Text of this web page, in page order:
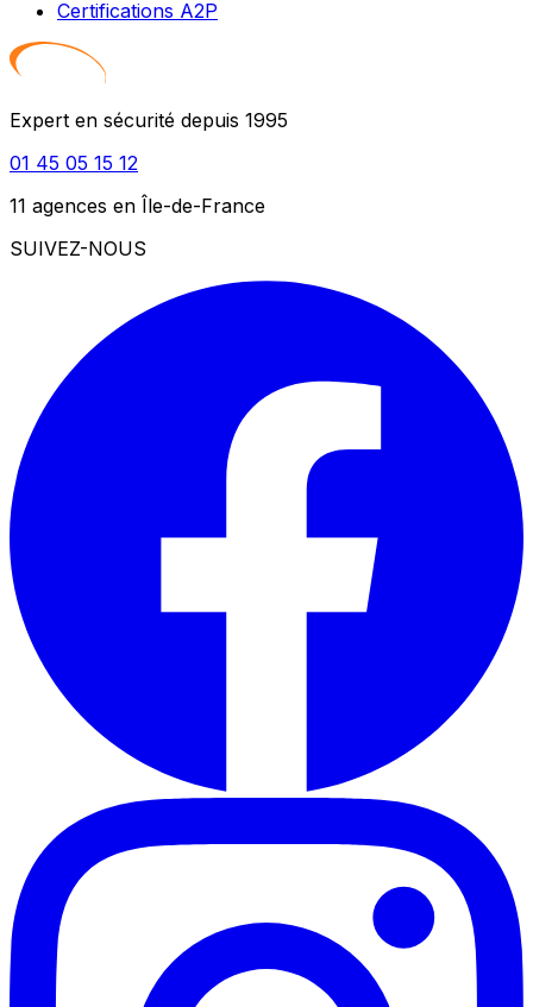
Certifications A2P
Expert en sécurité depuis 1995
01 45 05 15 12
11 agences en Île-de-France
SUIVEZ-NOUS